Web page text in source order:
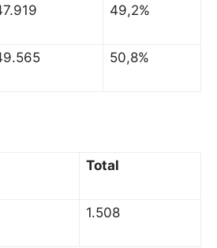
49,2%
50,8%
Total
1.508